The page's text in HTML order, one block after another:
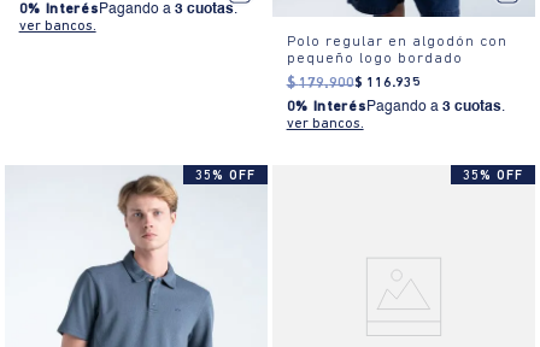
0% Interés Pagando a 3 cuotas.
ver bancos.
Polo regular en algodón con
pequeño logo bordado
$ 179.900$ 116.935
0% Interés Pagando a 3 cuotas.
ver bancos.
35% OFF 35% OFF